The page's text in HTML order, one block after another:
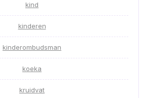
kind
kinderen
kinderombudsman
koeka
kruidvat